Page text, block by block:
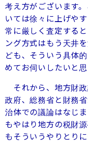
考え方がございます
いては徐々に上げや
常に厳しく査定する
ング方式はもう天井
ども、そういう具体
めてお伺いしたいと思
それから、地方財政
政府、総務省と財務
治体での議論はなじ
もやはり地方の税財
もそういうやりとり